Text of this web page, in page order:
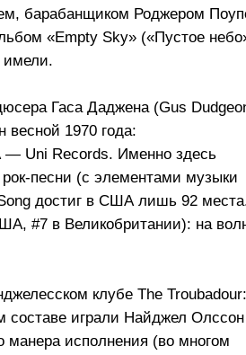
барабанщиком Роджером
«Empty Sky» («Пустое
имели.
Гаса Даджена (Gus
1970 года:
Uni Records. Именно здесь
песни (с элементами музыки
достиг в США лишь 92
#7 в Великобритании): на
клубе The Troubadour:
составе играли Найджел Олссон
исполнения (во многом